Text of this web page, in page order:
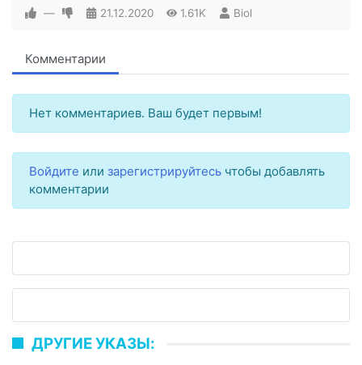
— 21.12.2020 1.61K Biol
Комментарии
Нет комментариев. Ваш будет первым!
Войдите или зарегистрируйтесь чтобы добавлять
комментарии
ДРУГИЕ УКАЗЫ: